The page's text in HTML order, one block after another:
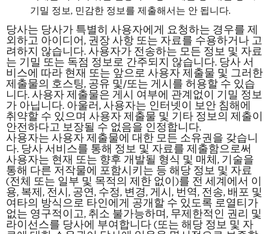
기밀 정보, 민감한 정보를 제출해서는 안 됩니다.
당사는 당사가 특별히 사용자에게 요청하는 경우를 제
외하고 아이디어, 권장 사항 또는 자료를 수용하거나 고
려하지 않습니다. 사용자가 전송하는 모든 정보 및 자료
는 기밀 또는 독점 정보로 간주되지 않습니다. 당사 서
비스에 따라 현재 또는 앞으로 사용자 제출물 및 그러한
제출물의 호스팅, 공유 및/또는 게시를 허용할 수 있습
니다. 사용자 제출물은 게시 여부에 관계없이 기밀 정보
가 아닙니다. 아울러, 사용자는 인터넷이 보안 침해에
취약할 수 있으며 사용자 제출물 및 기타 정보의 제출이
안전하다고 보장될 수 없음을 인정합니다.
사용자는 사용자 제출물에 대한 모든 소유권을 갖습니
다. 당사 서비스를 통해 정보 및 자료를 제출함으로써
사용자는 현재 또는 향후 개발될 형식 및 매체, 기술을
통해 다른 저작물에 포함시키는 등 해당 정보 및 자료
(전체 또는 일부 및 목적의 제한 없이)를 전 세계에서 이
용, 복제, 전시, 공연, 수정, 변경, 게시, 번역, 전송, 배포 및
여타의 방식으로 타인에게 공개할 수 있도록 로열티가
없는 영구적이고, 취소 불가능하며, 무제한적인 권리 및
라이선스를 당사에 부여합니다 (또는 해당 정보 및 자